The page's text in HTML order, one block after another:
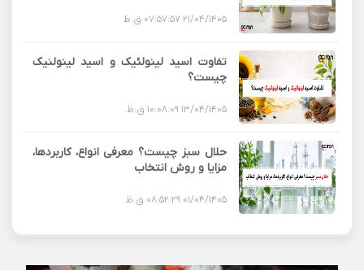
21/04/1405 07:57:57 ق.ظ
تفاوت اسید لینولئیک و اسید لینولنیک
چیست؟
13/04/1405 10:08:09 ق.ظ
حلال سبز چیست؟ معرفی انواع، کاربردها،
مزایا و روش انتخاب
01/04/1405 08:52:29 ق.ظ